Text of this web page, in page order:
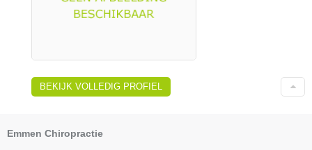
BEKIJK VOLLEDIG PROFIEL
Emmen Chiropractie